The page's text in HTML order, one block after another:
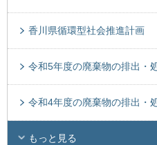
香川県循環型社会推進計画
令和5年度の廃棄物の排出・
令和4年度の廃棄物の排出・
もっと見る